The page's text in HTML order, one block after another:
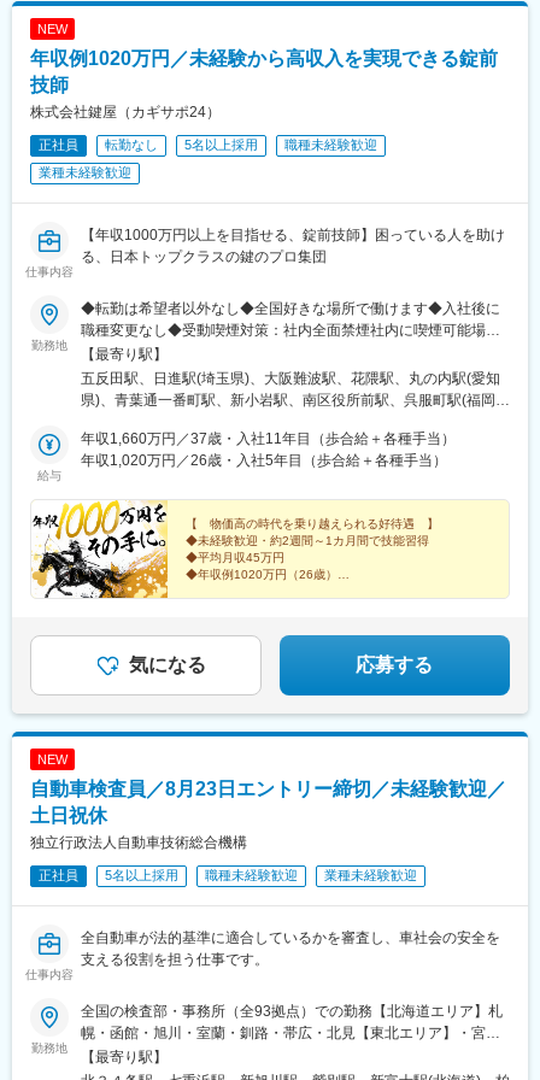
NEW
年収例1020万円／未経験から高収入を実現できる錠前
技師
株式会社鍵屋（カギサポ24）
正社員 転勤なし 5名以上採用
職種未経験歓迎
業種未経験歓迎
仕事内容
【年収1000万円以上を目指せる、錠前技師】困っている人を助け
る、日本トップクラスの鍵のプロ集団
勤務地
◆転勤は希望者以外なし◆全国好きな場所で働けます◆入社後に
職種変更なし◆受動喫煙対策：社内全面禁煙社内に喫煙可能場所
あり品川本社／戸越銀座駅4分さいたま支社／宮原駅車7分★大阪
（難波）支社／なんば駅1分神戸支社／花隈駅3分名古屋支社／丸
の内駅5分仙台支社／仙台駅10分新小岩支社／新小岩駅5分広島支
車15分★京都支社／東寺駅5分札幌支社／北34条駅10分宇都宮支
社／雀宮駅車15分池袋支社／池袋駅5分高松支社／太田駅15分★
日山駅車8分八王子支社／八王子駅車11分奈良支社／新大宮駅車6
分練馬支社／石神井公園駅12分横浜支社／横浜駅1o分北九州支社
／片野駅8分熊本支社／東海学園前駅10分鹿児島支社／中洲通駅1
分藤沢支社／辻堂駅近く三郷支社／三郷駅8分★：駐車場有＜
2025年8月以降 新規開設予定＞※オープンまでは近隣支社勤務四
【最寄り駅】
五反田駅、日進駅(埼玉県)、大阪難波駅、花隈駅、丸の内駅(愛知
県)、青葉通一番町駅、新小岩駅、南区役所前駅、呉服町駅(福岡
駅、雀宮駅、北池袋駅、木太東口駅、日前宮駅、静岡駅、春日山
駅、小宮駅、新大宮駅、石神井公園駅、平沼橋駅、片野駅、東海
Ｒ難波駅、みなと元町駅、浅間町駅、大町西公園駅、中洲川端
駅、東寺駅、都通駅、不動前駅、なんば駅(地下鉄)、県庁前駅(兵
庫県)、国際センター駅、九条駅(京都府)、市立病院前駅(鹿児島県)
給与
年収1,660万円／37歳・入社11年目（歩合給＋各種手当）
年収1,020万円／26歳・入社5年目（歩合給＋各種手当）
【 物価高の時代を乗り越えられる好待遇 】
◆未経験歓迎・約2週間～1カ月間で技能習得
◆平均月収45万円
◆年収例1020万円（26歳）
気になる 応募する
NEW
自動車検査員／8月23日エントリー締切／未経験歓迎／
土日祝休
独立行政法人自動車技術総合機構
正社員 5名以上採用 職種未経験歓迎 業種未経験歓迎
仕事内容
全自動車が法的基準に適合しているかを審査し、車社会の安全を
支える役割を担う仕事です。
勤務地
全国の検査部・事務所（全93拠点）での勤務【北海道エリア】札
幌・函館・旭川・室蘭・釧路・帯広・北見【東北エリア】・宮城
（仙台）・青森・八戸・岩手・秋田・山形・庄内・福島・いわき
【関東エリア】・品川・練馬・足立・八王子・多摩・茨城・土
【最寄り駅】